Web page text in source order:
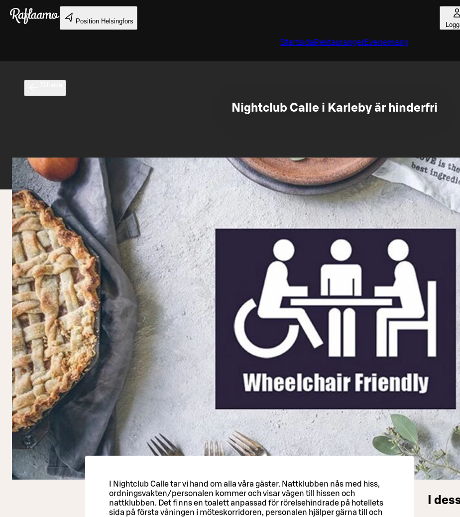
Gå till huvudinnehållet
Position Helsingfors
Startsida RestaurangerEvenemang
Nightclub Calle i Karleby är hinderfri
I Nightclub Calle tar vi hand om alla våra gäster. Nattklubben nås med hiss,
ordningsvakten/personalen kommer och visar vägen till hissen och
nattklubben. Det finns en toalett anpassad för rörelsehindrade på hotellets
sida på första våningen i möteskorridoren, personalen hjälper gärna till och
I